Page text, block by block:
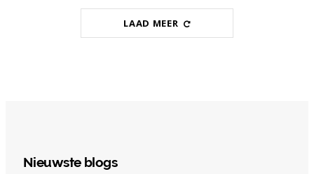
LAAD MEER
Nieuwste blogs